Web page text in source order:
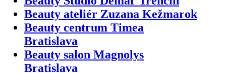
Beauty ateliér Zuzana Kežmarok
Beauty centrum Timea
Bratislava
Beauty salon Magnolys
Bratislava